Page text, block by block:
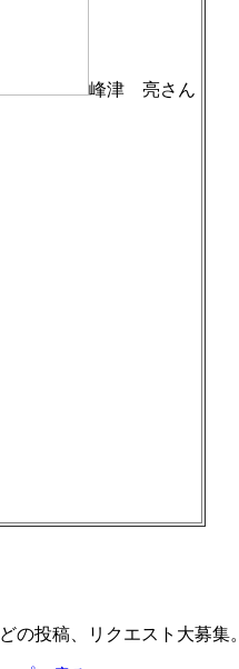
峰津 亮さん
の投稿、リクエスト大募集